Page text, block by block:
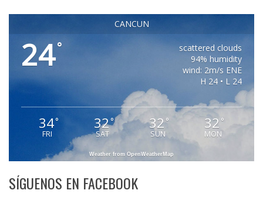
CANCUN
24°
scattered clouds
94% humidity
wind: 2m/s ENE
H 24 • L 24
34°
FRI
32°
SAT
32 °
SUN
32 °
MON
Weather from OpenWeatherMap
SÍGUENOS EN FACEBOOK